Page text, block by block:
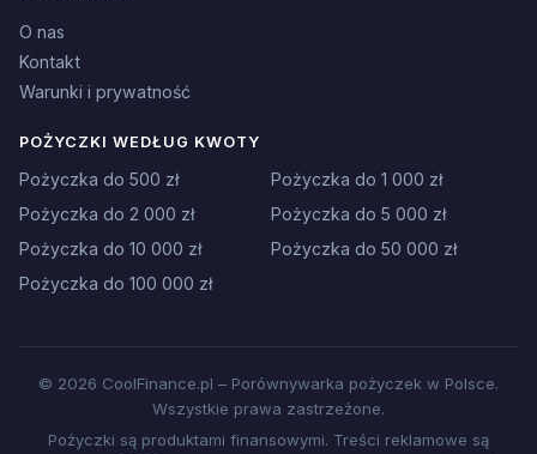
O nas
Kontakt
Warunki i prywatność
POŻYCZKI WEDŁUG KWOTY
Pożyczka do 500 zł
Pożyczka do 1 000 zł
Pożyczka do 2 000 zł
Pożyczka do 5 000 zł
Pożyczka do 10 000 zł
Pożyczka do 50 000 zł
Pożyczka do 100 000 zł
© 2026 CoolFinance.pl – Porównywarka pożyczek w Polsce.
Wszystkie prawa zastrzeżone.
Pożyczki są produktami finansowymi. Treści reklamowe są